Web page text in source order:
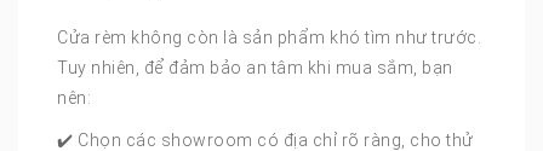
Cửa rèm không còn là sản phẩm khó tìm như trước.
Tuy nhiên, để đảm bảo an tâm khi mua sắm, bạn
nên:
✔️ Chọn các showroom có địa chỉ rõ ràng, cho thử